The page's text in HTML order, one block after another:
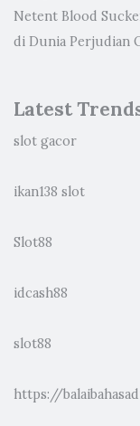
Netent Blood
di Dunia Perjudian
Latest
slot gacor
ikan138 slot
Slot88
idcash88
slot88
https://